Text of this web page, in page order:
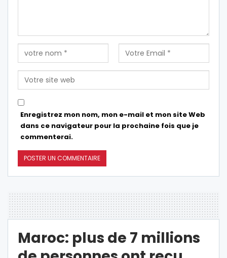
Enregistrez mon nom, mon e-mail et mon site Web
dans ce navigateur pour la prochaine fois que je
commenterai.
Maroc: plus de 7 millions